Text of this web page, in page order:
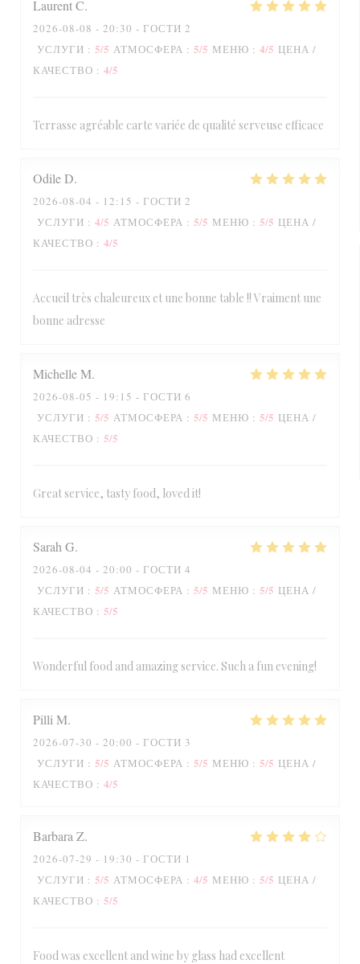
LaurentC
2026-08-08 - 20:30 - ГОСТИ 2
УСЛУГИ : 5/5 АТМОСФЕРА : 5/5 МЕНЮ : 4/5 ЦЕНА /
КАЧЕСТВО : 4/5
Terrasse agréable carte variée de qualité serveuse efficace
OdileD
2026-08-04 - 12:15 - ГОСТИ 2
УСЛУГИ : 4/5 АТМОСФЕРА : 5/5 МЕНЮ : 5/5 ЦЕНА /
КАЧЕСТВО : 4/5
Accueil très chaleureux et une bonne table !! Vraiment une
bonne adresse
MichelleM
2026-08-05 - 19:15 - ГОСТИ 6
УСЛУГИ : 5/5 АТМОСФЕРА : 5/5 МЕНЮ : 5/5 ЦЕНА /
КАЧЕСТВО : 5/5
Great service, tasty food, loved it!
Sarah G
2026-08-04 - 20:00 - ГОСТИ 4
УСЛУГИ : 5/5 АТМОСФЕРА : 5/5 МЕНЮ : 5/5 ЦЕНА /
КАЧЕСТВО : 5/5
Wonderful food and amazing service. Such a fun evening!
Pilli M
2026-07-30 - 20:00 - ГОСТИ 3
УСЛУГИ : 5/5 АТМОСФЕРА : 5/5 МЕНЮ : 5/5 ЦЕНА /
КАЧЕСТВО : 4/5
Barbara Z
2026-07-29 - 19:30 - ГОСТИ 1
УСЛУГИ : 5/5 АТМОСФЕРА : 4/5 МЕНЮ : 5/5 ЦЕНА /
КАЧЕСТВО : 5/5
Food was excellent and wine by glass had excellent